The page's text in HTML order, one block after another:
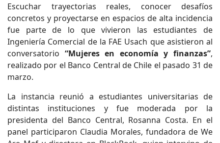
Escuchar trayectorias reales, conocer desafíos
concretos y proyectarse en espacios de alta incidencia
fue parte de lo que vivieron las estudiantes de
Ingeniería Comercial de la FAE Usach que asistieron al
conversatorio “Mujeres en economía y finanzas”,
realizado por el Banco Central de Chile el pasado 31 de
marzo.
La instancia reunió a estudiantes universitarias de
distintas instituciones y fue moderada por la
presidenta del Banco Central, Rosanna Costa. En el
panel participaron Claudia Morales, fundadora de We